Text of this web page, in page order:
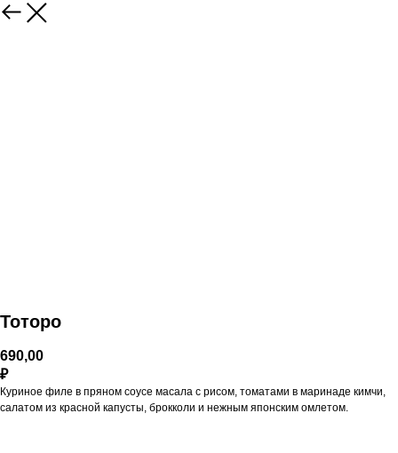
Тоторо
690,00
₽
Куриное филе в пряном соусе масала с рисом, томатами в маринаде кимчи,
салатом из красной капусты, брокколи и нежным японским омлетом.